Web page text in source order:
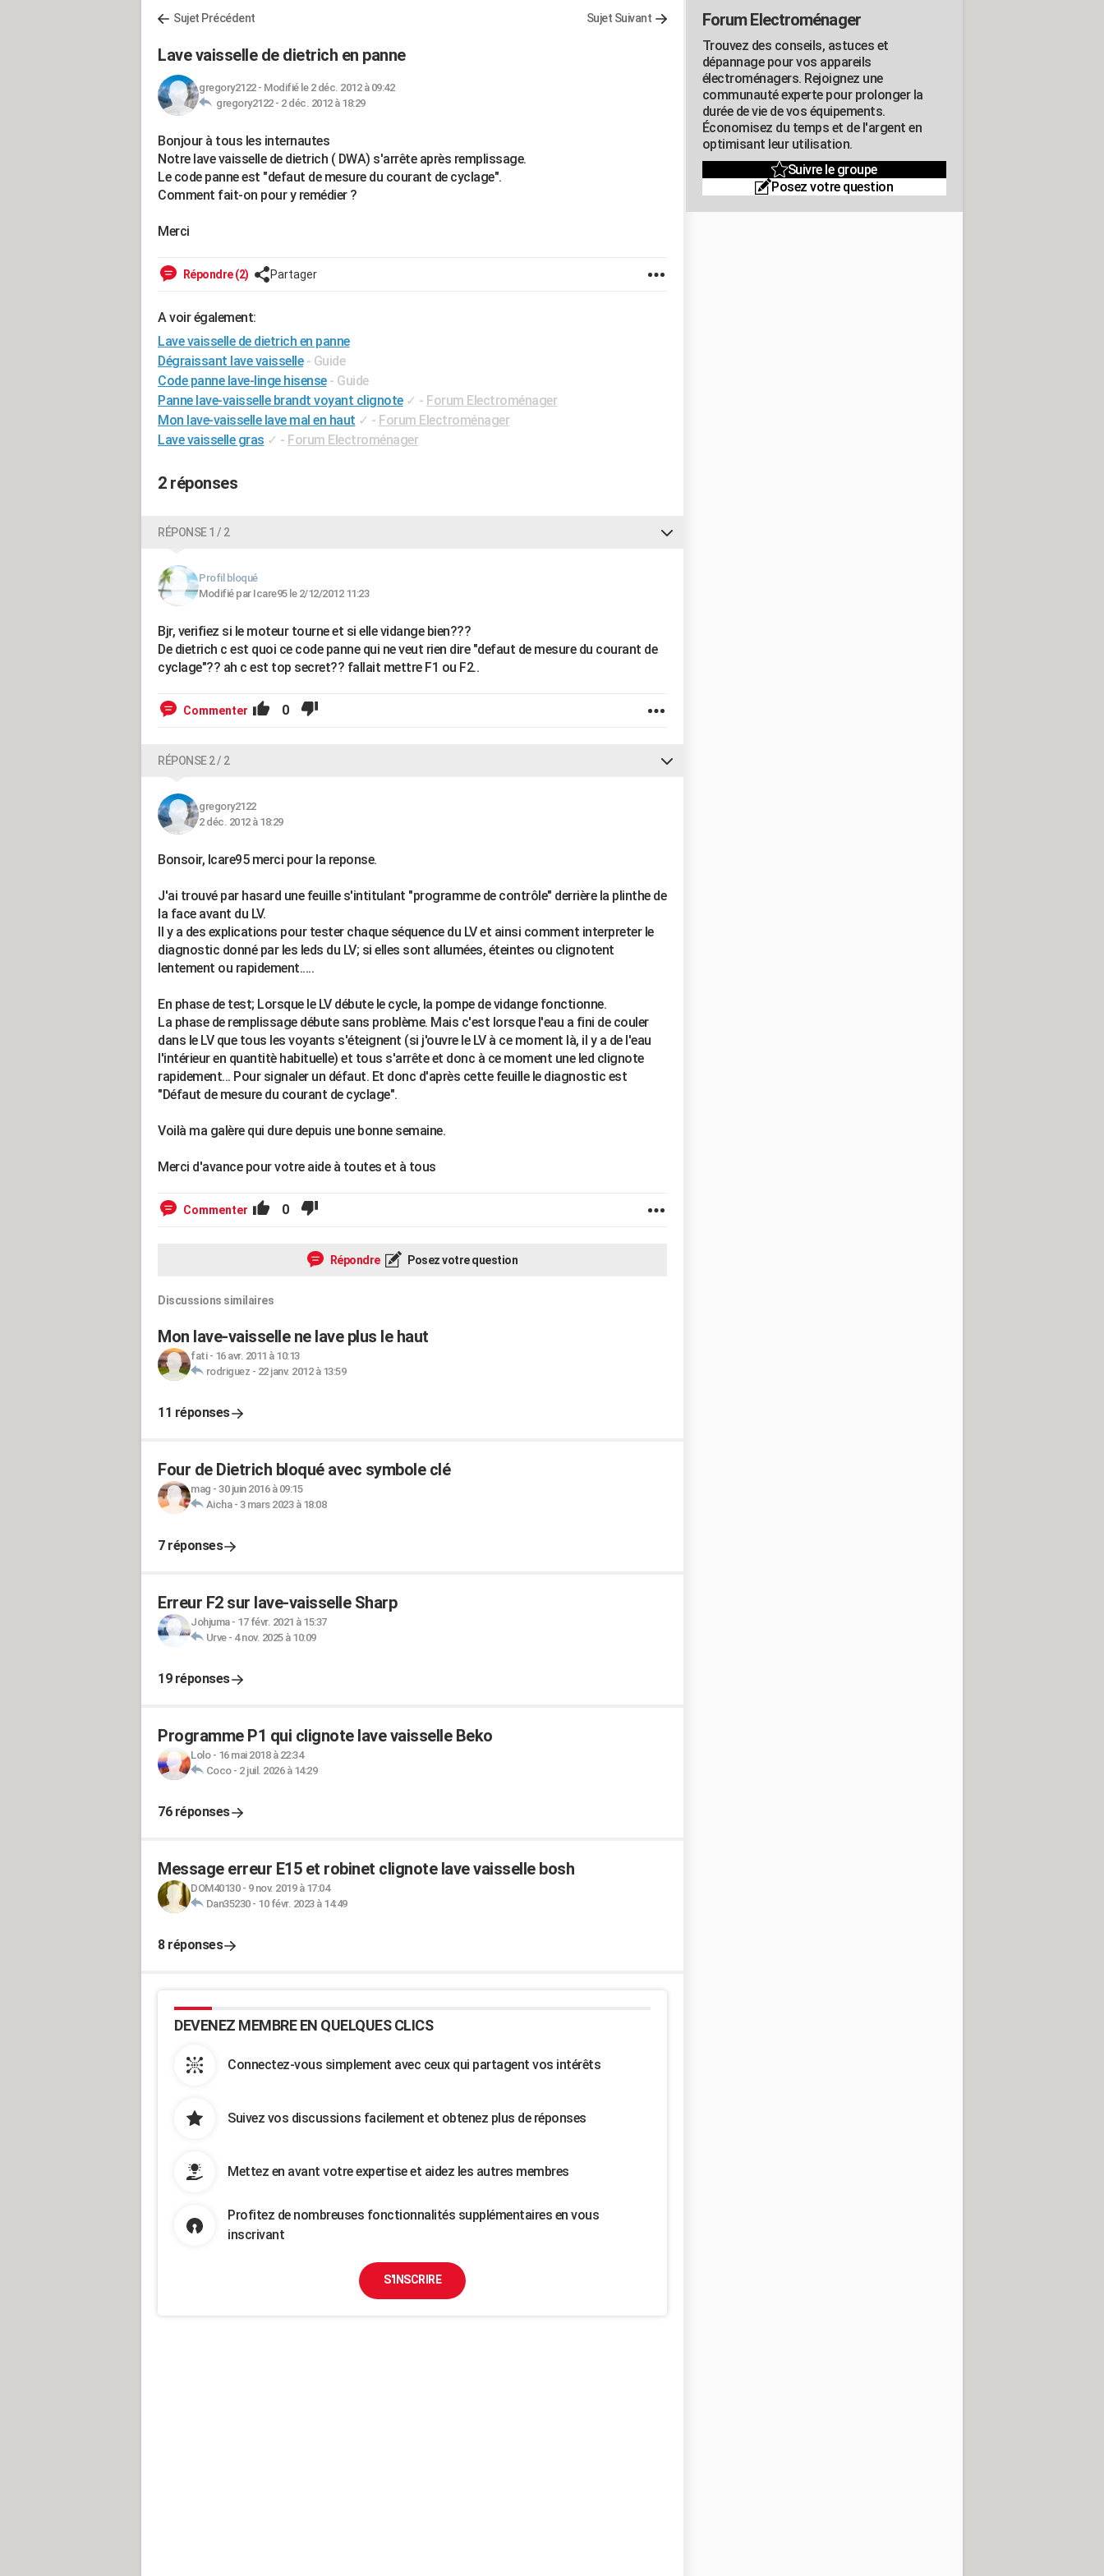
Sujet Précédent Sujet Suivant
Lave vaisselle de dietrich en panne
gregory2122- Modifié le 2 déc. 2012 à 09:42
gregory2122 - 2 déc. 2012 à 18:29
Bonjour à tous les internautes
Notre lave vaisselle de dietrich ( DWA) s'arrête après remplissage.
Le code panne est "defaut de mesure du courant de cyclage".
Comment fait-on pour y remédier ?
Merci
Répondre (2) Partager
A voir également:
Lave vaisselle de dietrich en panne
Dégraissant lave vaisselle - Guide
Code panne lave-linge hisense - Guide
Panne lave-vaisselle brandt voyant clignote ✓ - Forum Electroménager
Mon lave-vaisselle lave mal en haut ✓ - Forum Electroménager
Lave vaisselle gras ✓ - Forum Electroménager
2 réponses
RÉPONSE 1 / 2
Profil bloqué
Modifié par Icare95 le 2/12/2012 11:23
Bjr, verifiez si le moteur tourne et si elle vidange bien???
De dietrich c est quoi ce code panne qui ne veut rien dire "defaut de mesure du courant de
cyclage"?? ah c est top secret?? fallait mettre F1 ou F2..
Commenter 0
RÉPONSE 2 / 2
gregory2122
2 déc. 2012 à 18:29
Bonsoir, Icare95 merci pour la reponse.
J'ai trouvé par hasard une feuille s'intitulant "programme de contrôle" derrière la plinthe de
la face avant du LV.
Il y a des explications pour tester chaque séquence du LV et ainsi comment interpreter le
diagnostic donné par les leds du LV; si elles sont allumées, éteintes ou clignotent
lentement ou rapidement.....
En phase de test; Lorsque le LV débute le cycle, la pompe de vidange fonctionne.
La phase de remplissage débute sans problème. Mais c'est lorsque l'eau a fini de couler
dans le LV que tous les voyants s'éteignent (si j'ouvre le LV à ce moment là, il y a de l'eau
l'intérieur en quantitè habituelle) et tous s'arrête et donc à ce moment une led clignote
rapidement... Pour signaler un défaut. Et donc d'après cette feuille le diagnostic est
"Défaut de mesure du courant de cyclage".
Voilà ma galère qui dure depuis une bonne semaine.
Merci d'avance pour votre aide à toutes et à tous
Commenter 0
Répondre Posez votre question
Discussions similaires
Mon lave-vaisselle ne lave plus le haut
fati- 16 avr. 2011 à 10:13
rodriguez - 22 janv. 2012 à 13:59
11 réponses
Four de Dietrich bloqué avec symbole clé
mag - 30 juin 2016 à 09:15
Aicha- 3 mars 2023 à 18:08
7 réponses
Erreur F2 sur lave-vaisselle Sharp
Johjuma- 17 févr. 2021 à 15:37
Urve- 4 nov. 2025 à 10:09
19 réponses
Programme P1 qui clignote lave vaisselle Beko
Lolo- 16 mai 2018 à 22:34
Coco- 2 juil. 2026 à 14:29
76 réponses
Message erreur E15 et robinet clignote lave vaisselle bosh
DOM40130- 9 nov. 2019 à 17:04
Dan35230- 10 févr. 2023 à 14:49
8 réponses
DEVENEZ MEMBRE EN QUELQUES CLICS
Connectez-vous simplement avec ceux qui partagent vos intérêts
Suivez vos discussions facilement et obtenez plus de réponses
Mettez en avant votre expertise et aidez les autres membres
Profitez de nombreuses fonctionnalités supplémentaires en vous
inscrivant
S'INSCRIRE
Forum Electroménager
Trouvez des conseils, astuces et
dépannage pour vos appareils
électroménagers. Rejoignez une
communauté experte pour prolonger la
durée de vie de vos équipements.
Économisez du temps et de l'argent en
optimisant leur utilisation.
Suivre le groupe
Posez votre question